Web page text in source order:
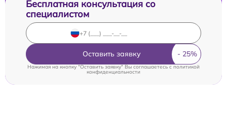
Бесплатная консультация со
специалистом
Оставить заявку
Нажимая на кнопку "Оставить заявку" Вы соглашаетесь cполитикой
конфиденциальности